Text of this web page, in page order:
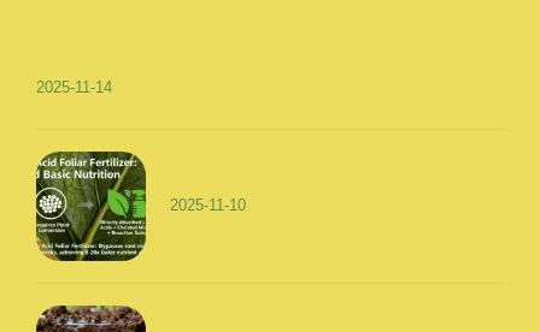
2025-11-14
2025-11-10